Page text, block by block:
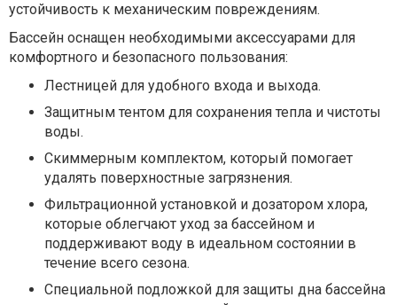
устойчивость к механическим повреждениям.
Бассейн оснащен необходимыми аксессуарами для
комфортного и безопасного пользования:
Лестницей для удобного входа и выхода.
Защитным тентом для сохранения тепла и чистоты
воды.
Скиммерным комплектом, который помогает
удалять поверхностные загрязнения.
Фильтрационной установкой и дозатором хлора,
которые облегчают уход за бассейном и
поддерживают воду в идеальном состоянии в
течение всего сезона.
Специальной подложкой для защиты дна бассейна